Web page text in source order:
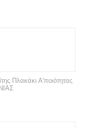
Πλακάκι Α'ποιότητας